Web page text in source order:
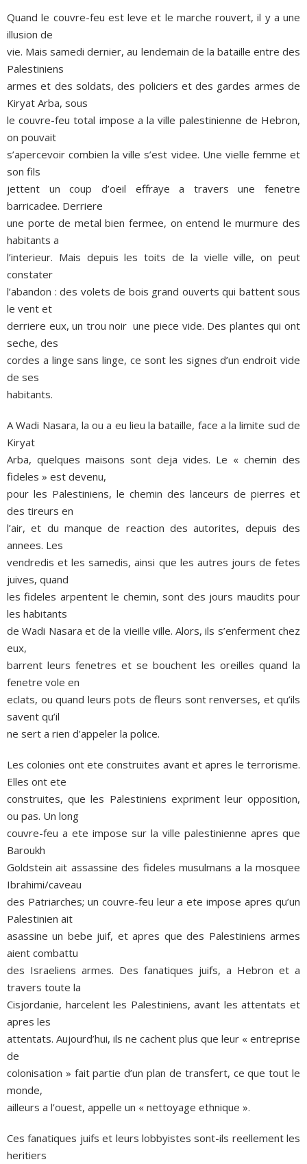
Quand le couvre-feu est leve et le marche rouvert, il y a une
illusion de
vie. Mais samedi dernier, au lendemain de la bataille entre des
Palestiniens
armes et des soldats, des policiers et des gardes armes de
Kiryat Arba, sous
le couvre-feu total impose a la ville palestinienne de Hebron,
on pouvait
s’apercevoir combien la ville s’est videe. Une vielle femme et
son fils
jettent un coup d’oeil effraye a travers une fenetre
barricadee. Derriere
une porte de metal bien fermee, on entend le murmure des
habitants a
l’interieur. Mais depuis les toits de la vielle ville, on peut
constater
l’abandon : des volets de bois grand ouverts qui battent sous
le vent et
derriere eux, un trou noir ­ une piece vide. Des plantes qui ont
seche, des
cordes a linge sans linge, ce sont les signes d’un endroit vide
de ses
habitants.
A Wadi Nasara, la ou a eu lieu la bataille, face a la limite sud de
Kiryat
Arba, quelques maisons sont deja vides. Le « chemin des
fideles » est devenu,
pour les Palestiniens, le chemin des lanceurs de pierres et
des tireurs en
l’air, et du manque de reaction des autorites, depuis des
annees. Les
vendredis et les samedis, ainsi que les autres jours de fetes
juives, quand
les fideles arpentent le chemin, sont des jours maudits pour
les habitants
de Wadi Nasara et de la vieille ville. Alors, ils s’enferment chez
eux,
barrent leurs fenetres et se bouchent les oreilles quand la
fenetre vole en
eclats, ou quand leurs pots de fleurs sont renverses, et qu’ils
savent qu’il
ne sert a rien d’appeler la police.
Les colonies ont ete construites avant et apres le terrorisme.
Elles ont ete
construites, que les Palestiniens expriment leur opposition,
ou pas. Un long
couvre-feu a ete impose sur la ville palestinienne apres que
Baroukh
Goldstein ait assassine des fideles musulmans a la mosquee
Ibrahimi/caveau
des Patriarches; un couvre-feu leur a ete impose apres qu’un
Palestinien ait
asassine un bebe juif, et apres que des Palestiniens armes
aient combattu
des Israeliens armes. Des fanatiques juifs, a Hebron et a
travers toute la
Cisjordanie, harcelent les Palestiniens, avant les attentats et
apres les
attentats. Aujourd’hui, ils ne cachent plus que leur « entreprise
de
colonisation » fait partie d’un plan de transfert, ce que tout le
monde,
ailleurs a l’ouest, appelle un « nettoyage ethnique ».
Ces fanatiques juifs et leurs lobbyistes sont-ils reellement les
heritiers